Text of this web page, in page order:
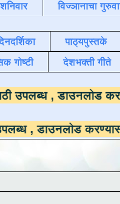
विज्ञानाचा
पाठ्यपुस्तके
गोष्टी देशभक्ती गीते
उपलब्ध ,
करण्यासाठी येथे